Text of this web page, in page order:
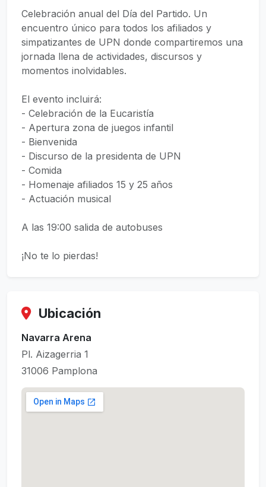
Celebración anual del Día del Partido. Un
encuentro único para todos los afiliados y
simpatizantes de UPN donde compartiremos una
jornada llena de actividades, discursos y
momentos inolvidables.
El evento incluirá:
- Celebración de la Eucaristía
- Apertura zona de juegos infantil
- Bienvenida
- Discurso de la presidenta de UPN
- Comida
- Homenaje afiliados 15 y 25 años
- Actuación musical
A las 19:00 salida de autobuses
¡No te lo pierdas!
Ubicación
Navarra Arena
Pl. Aizagerria 1
31006 Pamplona